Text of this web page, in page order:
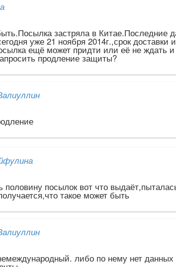
застряла в Китае.Последние
уже 21 ноября 2014г.,срок доставки
ещё может придти или её не ждать и
продление защиты?
половину посылок вот что
такое может быть
либо по нему нет данных